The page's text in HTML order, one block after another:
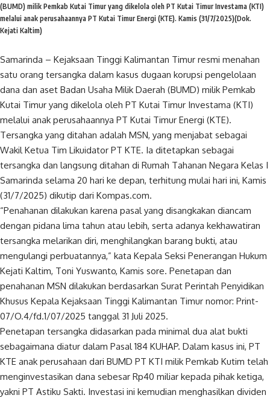
(BUMD) milik Pemkab Kutai Timur yang dikelola oleh PT Kutai Timur Investama (KTI)
melalui anak perusahaannya PT Kutai Timur Energi (KTE). Kamis (31/7/2025)(Dok.
Kejati Kaltim)
Samarinda – Kejaksaan Tinggi Kalimantan Timur resmi menahan
satu orang tersangka dalam kasus dugaan korupsi pengelolaan
dana dan aset Badan Usaha Milik Daerah (BUMD) milik Pemkab
Kutai Timur yang dikelola oleh PT Kutai Timur Investama (KTI)
melalui anak perusahaannya PT Kutai Timur Energi (KTE).
Tersangka yang ditahan adalah MSN, yang menjabat sebagai
Wakil Ketua Tim Likuidator PT KTE. Ia ditetapkan sebagai
tersangka dan langsung ditahan di Rumah Tahanan Negara Kelas I
Samarinda selama 20 hari ke depan, terhitung mulai hari ini, Kamis
(31/7/2025) dikutip dari Kompas.com.
“Penahanan dilakukan karena pasal yang disangkakan diancam
dengan pidana lima tahun atau lebih, serta adanya kekhawatiran
tersangka melarikan diri, menghilangkan barang bukti, atau
mengulangi perbuatannya,” kata Kepala Seksi Penerangan Hukum
Kejati Kaltim, Toni Yuswanto, Kamis sore. Penetapan dan
penahanan MSN dilakukan berdasarkan Surat Perintah Penyidikan
Khusus Kepala Kejaksaan Tinggi Kalimantan Timur nomor: Print-
07/O.4/fd.1/07/2025 tanggal 31 Juli 2025.
Penetapan tersangka didasarkan pada minimal dua alat bukti
sebagaimana diatur dalam Pasal 184 KUHAP. Dalam kasus ini, PT
KTE anak perusahaan dari BUMD PT KTI milik Pemkab Kutim telah
menginvestasikan dana sebesar Rp40 miliar kepada pihak ketiga,
yakni PT Astiku Sakti. Investasi ini kemudian menghasilkan dividen